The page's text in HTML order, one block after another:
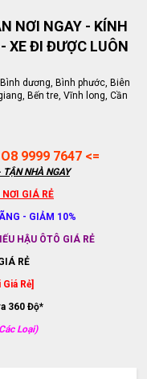
NƠI NGAY - KÍNH
XE ĐI ĐƯỢC LUÔN
Bình dương, Bình phước, Biên
Bến tre, Vĩnh long, Cần
O8 9999 7647 <=
NHÀ NGAY
GIÁ RẺ
- GIẢM 10%
HẬU ÔTÔ GIÁ RẺ
RẺ
Rẻ]
360 Độ*
Loại)